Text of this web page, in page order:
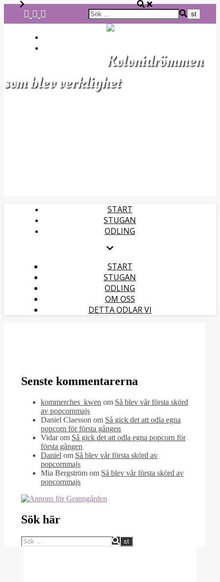
Kolonidrömmen
som blev verklighet
START
STUGAN
ODLING
START
STUGAN
ODLING
OM OSS
DETTA ODLAR VI
Senste kommentarerna
kommerches_kwen om Så blev vår första skörd
av popcornmajs
Daniel Claesson om Så gick det att odla egna
popcorn för första gången
Vidarom Så gick det att odla egna popcorn för
första gången
Daniel om Så blev vår första skörd av
popcornmajs
Mia Bergström om Så blev vår första skörd av
popcornmajs
Sök här